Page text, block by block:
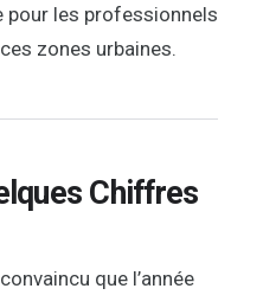
pour les professionnels
zones urbaines.
Chiffres
que l’année